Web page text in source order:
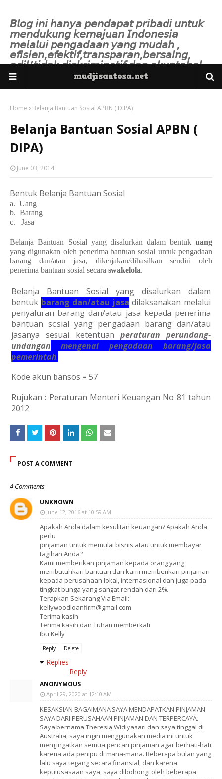
𝘉𝘭𝘰𝘨 𝘪𝘯𝘪 𝘩𝘢𝘯𝘺𝘢 𝘱𝘦𝘯𝘥𝘢𝘱𝘢𝘵 𝘱𝘳𝘪𝘣𝘢𝘥𝘪 𝘶𝘯𝘵𝘶𝘬
𝘮𝘦𝘯𝘥𝘶𝘬𝘶𝘯𝘨 𝘬𝘦𝘮𝘢𝘫𝘶𝘢𝘯 𝘐𝘯𝘥𝘰𝘯𝘦𝘴𝘪𝘢
𝘮𝘦𝘭𝘢𝘭𝘶𝘪 𝘱𝘦𝘯𝘨𝘢𝘥𝘢𝘢𝘯 𝘺𝘢𝘯𝘨 𝘮𝘶𝘥𝘢𝘩 ,
𝘦𝘧𝘪𝘴𝘪𝘦𝘯,𝘦𝘧𝘦𝘬𝘵𝘪𝘧,𝘵𝘳𝘢𝘯𝘴𝘱𝘢𝘳𝘢𝘯,𝘣𝘦𝘳𝘴𝘢𝘪𝘯𝘨,
𝘢𝘥𝘪𝘭/𝘵𝘪𝘥𝘢𝘬 𝘥𝘪𝘴𝘬𝘳𝘪𝘮𝘪𝘯𝘢𝘵𝘪𝘧 𝘥𝘢𝘯 𝘢𝘬𝘶𝘯𝘵𝘢𝘣𝘦𝘭.
Home Belanja Bantuan Sosial APBN ( DIPA)
Belanja Bantuan Sosial APBN (
DIPA)
June 03, 2014
Bentuk Belanja Bantuan Sosial
a. Uang
b. Barang
c.
Jasa
Belanja Bantuan Sosial yang disalurkan dalam bentuk uang
yang digunakan oleh penerima bantuan sosial untuk pengadaan
barang dan/atau jasa, dikerjakan/dihasilkan sendiri oleh
penerima bantuan sosial secara swakelola.
Belanja Bantuan Sosial yang disalurkan dalam
bentuk barang dan/atau jasa dilaksanakan melalui
penyaluran barang dan/atau jasa kepada penerima
bantuan sosial yang pengadaan barang dan/atau
jasanya sesuai ketentuan peraturan perundang-
undangan mengenai pengadaan barang/jasa
pemerintah.
Kode akun bansos = 57
Rujukan : Peraturan Menteri Keuangan No 81 tahun
2012
POST A COMMENT
4 Comments
UNKNOWN
June 12, 2016 at 10:59 AM
Apakah Anda dalam kesulitan keuangan? Apakah Anda
perlu
pinjaman untuk memulai bisnis atau untuk membayar
tagihan Anda?
Kami memberikan pinjaman kepada orang yang
membutuhkan bantuan dan kami memberikan pinjaman
kepada perusahaan lokal, internasional dan juga pada
tingkat bunga yang sangat rendah dari 2%.
Terapkan Sekarang Via Email:
kellywoodloanfirm@gmail.com
Terima kasih
Terima kasih dan Tuhan memberkati
Ibu Kelly
Reply Delete
Replies
Reply
ANONYMOUS
April 29, 2020 at 12:10 AM
KESAKSIAN BAGAIMANA SAYA MENDAPATKAN PINJAMAN
SAYA DARI PERUSAHAAN PINJAMAN DAN TERPERCAYA.
Saya bernama Theresia Widiyasari dan saya tinggal di
Australia, saya ingin menggunakan media ini untuk
mengingatkan semua pencari pinjaman agar berhati-hati
karena ada penipu di mana-mana. Beberapa bulan yang
lalu saya tegang secara finansial, dan karena
keputusasaan saya, saya dibohongi oleh beberapa